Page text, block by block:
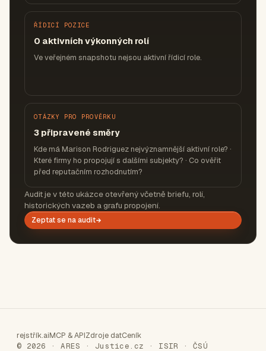
ŘÍDICÍ POZICE
0 aktivních výkonných rolí
Ve veřejném snapshotu nejsou aktivní řídicí role.
OTÁZKY PRO PROVĚRKU
3 připravené směry
Kde má Marison Rodriguez nejvýznamnější aktivní role? ·
Které firmy ho propojují s dalšími subjekty? · Co ověřit
před reputačním rozhodnutím?
Audit je v této ukázce otevřený včetně briefu, rolí,
historických vazeb a grafu propojení.
Zeptat se na audit
rejstřík.aiMCP & APIZdroje datCeník
© 2026 · ARES · Justice.cz · ISIR · ČSÚ